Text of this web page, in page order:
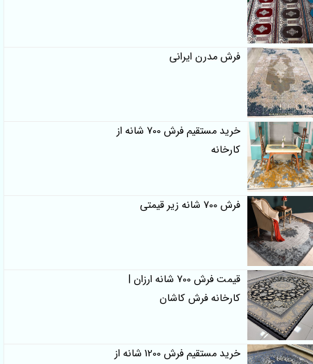
فرش مدرن ایرانی
خرید مستقیم فرش 700 شانه از
کارخانه
فرش 700 شانه زیر قیمتی
قیمت فرش 700 شانه ارزان |
کارخانه فرش کاشان
خرید مستقیم فرش 1200 شانه از